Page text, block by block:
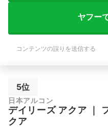
ヤフー
コンテンツの誤りを送信する
5位
日本アルコン
デイリーズ アクア ｜
クア